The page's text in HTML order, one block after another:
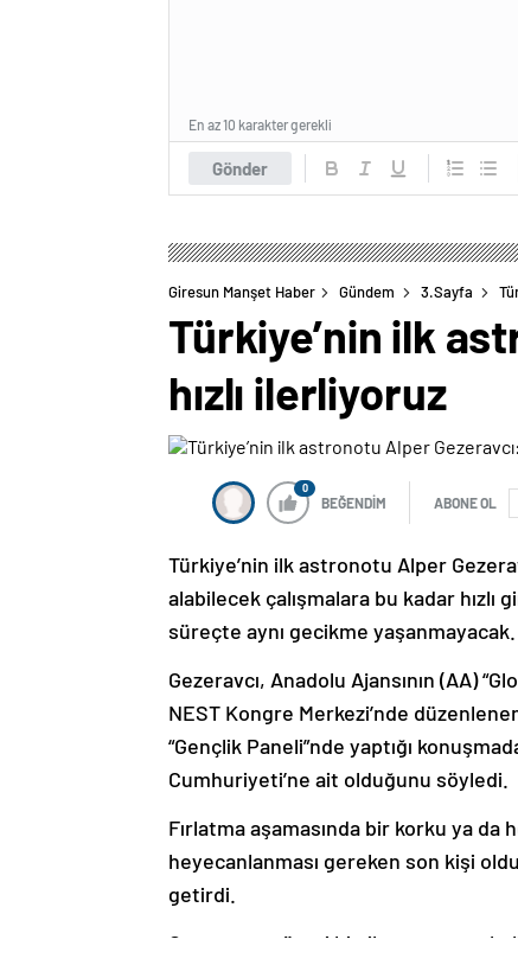
Gönder
En az 10 karakter gerekli
Giresun Manşet Haber Gündem 3.Sayfa
Türkiye’nin ilk
hızlı ilerliyoruz
0
BEĞENDİM ABONE OL
Türkiye’nin ilk astronotu Alper
alabilecek çalışmalara bu kadar hızlı
süreçte aynı gecikme
Gezeravcı, Anadolu Ajansının (AA)
NEST Kongre Merkezi’nde
“Gençlik Paneli”nde yaptığı
Cumhuriyeti’ne ait olduğunu söyledi.
Fırlatma aşamasında bir korku ya
heyecanlanması gereken son kişi
getirdi.
Gezeravcı, görevi bittikten sonra